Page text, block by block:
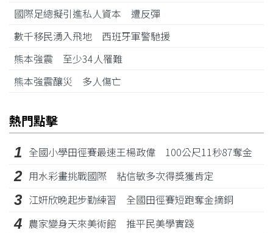
國際足總擬引進私人資本 遭反彈
數千移民湧入飛地 西班牙軍警馳援
熊本強震 至少34人罹難
熊本強震釀災 多人傷亡
熱門點擊
1 全國小學田徑賽最速王楊政偉 100公尺11秒87奪金
2 用水彩畫挑戰國際 粘信敏多次得獎獲肯定
3 江姸欣晚起步勤練習 全國田徑賽短跑奪金摘銅
4 農家變身天來美術館 推平民美學實踐